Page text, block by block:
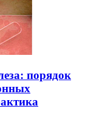
порядок